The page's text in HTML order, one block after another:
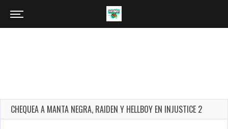
CHEQUEA A MANTA NEGRA, RAIDEN Y HELLBOY EN INJUSTICE 2